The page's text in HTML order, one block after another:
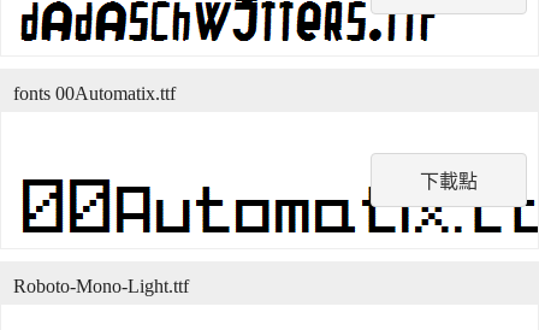
下載點
fonts 00Automatix.ttf
Roboto-Mono-Light.ttf